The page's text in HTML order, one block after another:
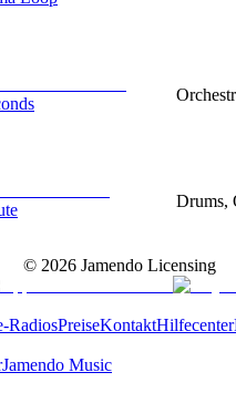
Drums,
© 2026 Jamendo Licensing
RadiosPreiseKontaktHilfecenter
Jamendo Music